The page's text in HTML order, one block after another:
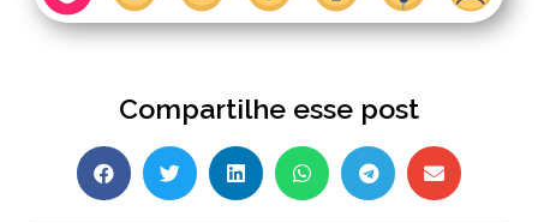
Compartilhe esse post